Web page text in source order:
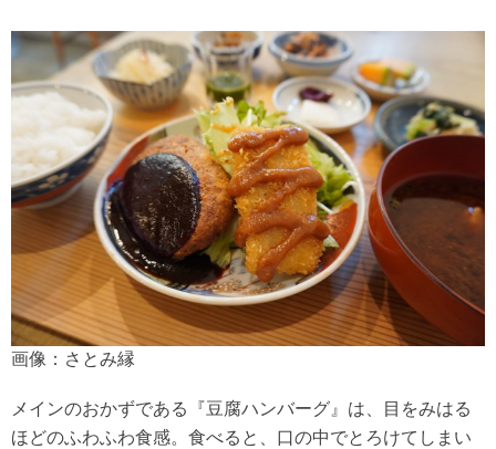
画像：さとみ縁
メインのおかずである『豆腐ハンバーグ』は、目をみはる
ほどのふわふわ食感。食べると、口の中でとろけてしまい